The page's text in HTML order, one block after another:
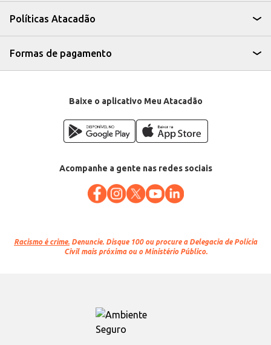
Políticas Atacadão
Formas de pagamento
Baixe o aplicativo Meu Atacadão
Acompanhe a gente nas redes sociais
Racismo é crime. Denuncie. Disque 100 ou procure a Delegacia de Polícia
Civil mais próxima ou o Ministério Público.